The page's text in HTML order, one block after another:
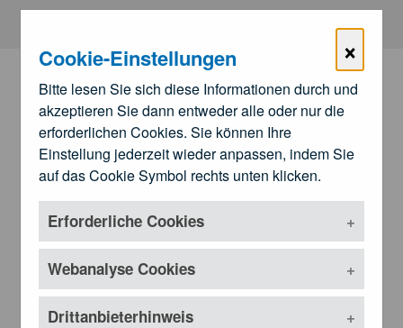
×
Cookie-Einstellungen
Bitte lesen Sie sich diese Informationen durch und
akzeptieren Sie dann entweder alle oder nur die
erforderlichen Cookies. Sie können Ihre
Einstellung jederzeit wieder anpassen, indem Sie
auf das Cookie Symbol rechts unten klicken.
Erforderliche Cookies
Webanalyse Cookies
Drittanbieterhinweis
Zum Hauptinhalt springen
Zu den
Landesärztekammern